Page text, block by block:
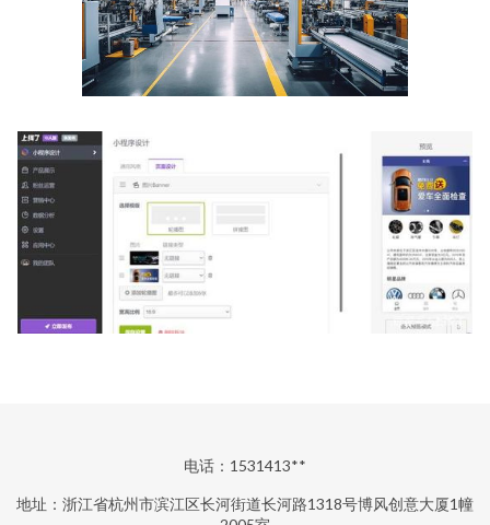
电话：1531413**
地址：浙江省杭州市滨江区长河街道长河路1318号博风创意大厦1幢